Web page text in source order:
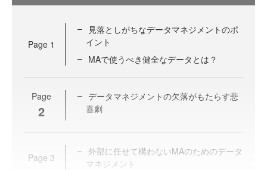
Page 1
見落としがちなデータマネジメントのポ
イント
MAで使うべき健全なデータとは？
Page
2
データマネジメントの欠落がもたらす悲
喜劇
Page 3
外部に任せて構わないMAのためのデータ
マネジメント